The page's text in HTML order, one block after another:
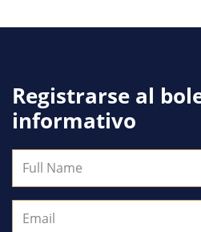
Registrarse al
informativo